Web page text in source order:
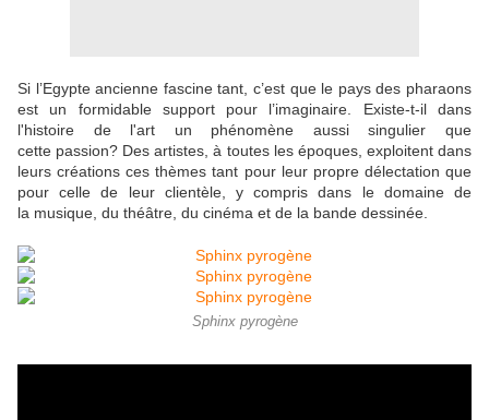
Si l’Egypte ancienne fascine tant, c’est que le pays des pharaons
est un formidable support pour l’imaginaire. Existe-t-il dans
l'histoire de l'art un phénomène aussi singulier que
cette passion? Des artistes, à toutes les époques, exploitent dans
leurs créations ces thèmes tant pour leur propre délectation que
pour celle de leur clientèle, y compris dans le domaine de
la musique, du théâtre, du cinéma et de la bande dessinée.
Sphinx pyrogène